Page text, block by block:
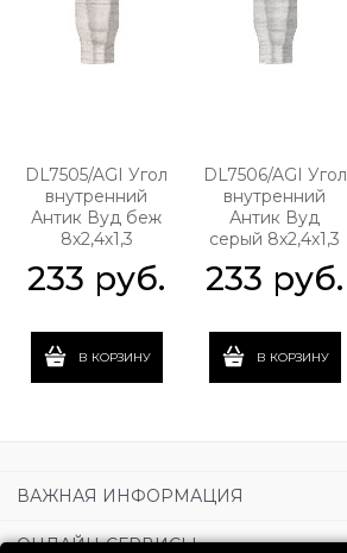
DL7505/AGI Угол
внутренний
Антик Вуд беж
8х2,4х1,3
233 руб.
В КОРЗИНУ
DL7506/AGI Угол
внутренний
Антик Вуд
серый 8х2,4х1,3
233 руб.
В КОРЗИНУ
ВАЖНАЯ ИНФОРМАЦИЯ
ОНЛАЙН-СЕРВИСЫ